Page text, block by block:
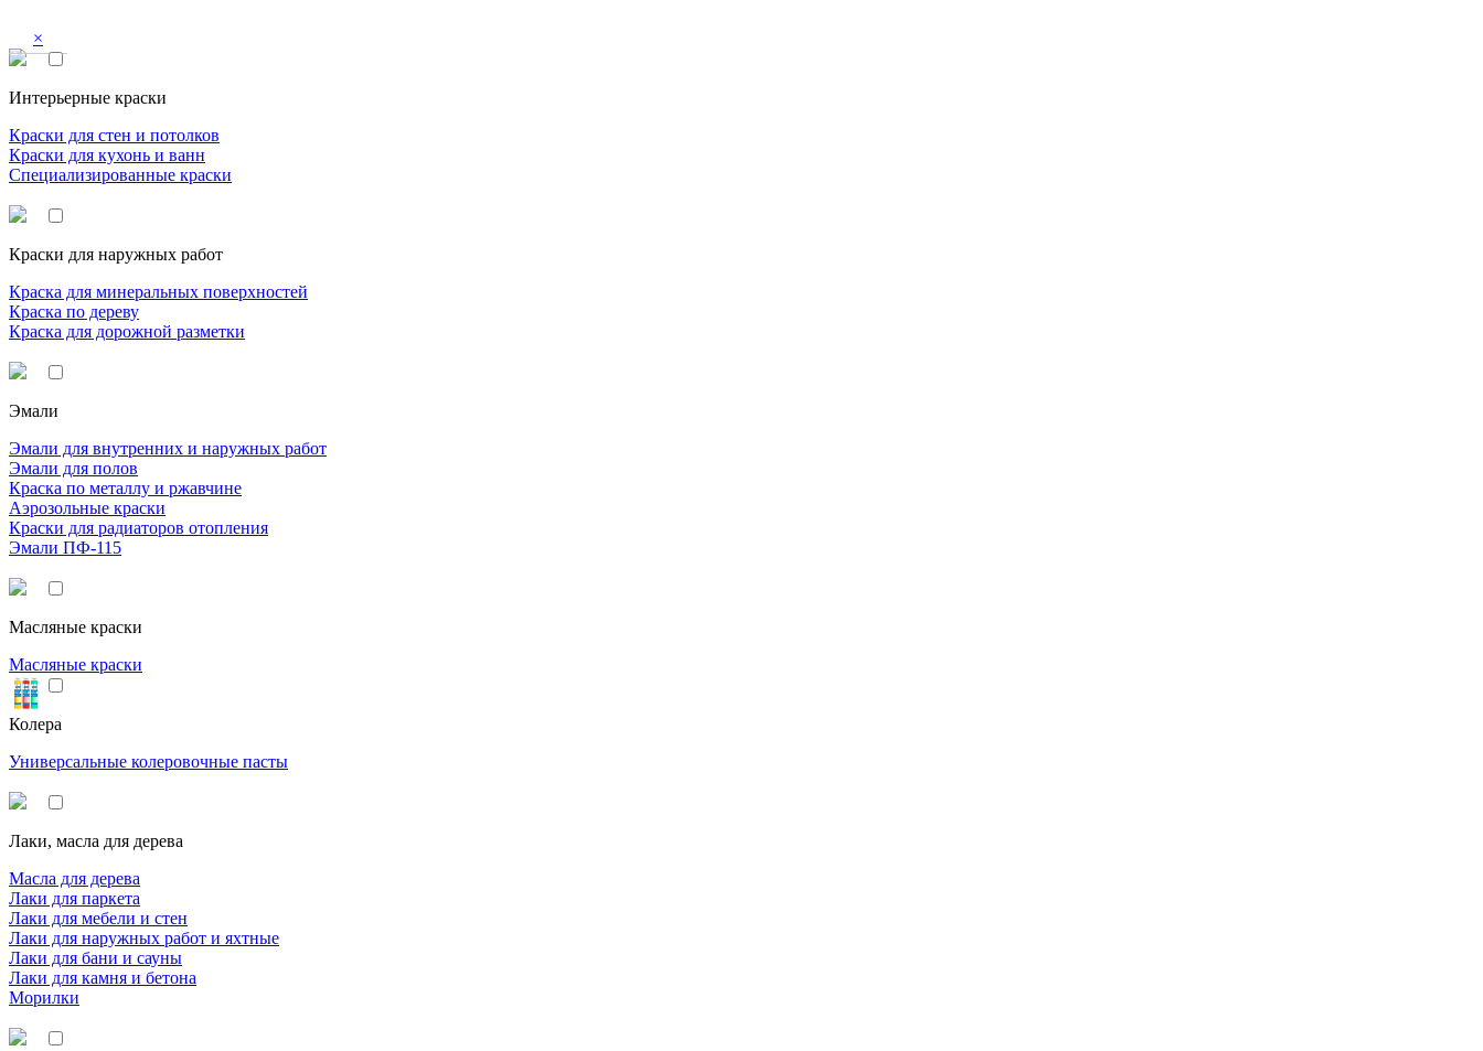
×
Интерьерные краски
Краски для стен и потолков
Краски для кухонь и ванн
Специализированные краски
Краски для наружных работ
Краска для минеральных поверхностей
Краска по дереву
Краска для дорожной разметки
Эмали
Эмали для внутренних и наружных работ
Эмали для полов
Краска по металлу и ржавчине
Аэрозольные краски
Краски для радиаторов отопления
Эмали ПФ-115
Масляные краски
Масляные краски
Колера
Универсальные колеровочные пасты
Лаки, масла для дерева
Масла для дерева
Лаки для паркета
Лаки для мебели и стен
Лаки для наружных работ и яхтные
Лаки для бани и сауны
Лаки для камня и бетона
Морилки